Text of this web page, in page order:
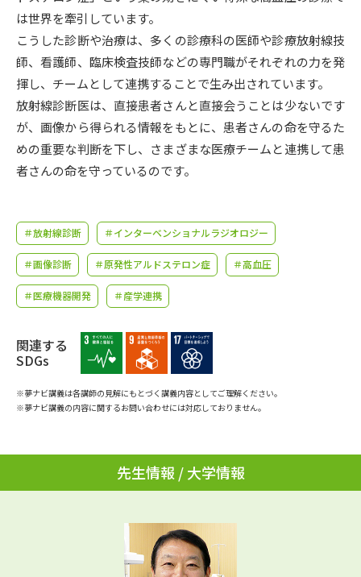
先輩が入学を決めた理由 テレメール全国一斉進学調査
新生活お役立ちガイド
学問発見 学問検索
大学で学びたい学問発見
学問のミニ講義「夢ナビ講義」 学問分野解説
学問の教科書 夢ナビライブ
ユーザーサポート
Ｑ＆Ａ よくあるご質問 大学進学IDについて
資料の料金の
お支払いについて
受付内容・発送状況の確認
テレメール進学カタログ
訂正のご案内
は世界を牽引しています。
こうした診断や治療は、多くの診療科の医師や診療放射線技
師、看護師、臨床検査技師などの専門職がそれぞれの力を発
揮し、チームとして連携することで生み出されています。
放射線診断医は、直接患者さんと直接会うことは少ないです
が、画像から得られる情報をもとに、患者さんの命を守るた
めの重要な判断を下し、さまざまな医療チームと連携して患
者さんの命を守っているのです。
＃放射線診断 ＃インターベンショナルラジオロジー
＃画像診断 ＃原発性アルドステロン症 ＃高血圧
＃医療機器開発 ＃産学連携
関連する
SDGs
※夢ナビ講義は各講師の見解にもとづく講義内容としてご理解ください。
※夢ナビ講義の内容に関するお問い合わせには対応しておりません。
先生情報 / 大学情報